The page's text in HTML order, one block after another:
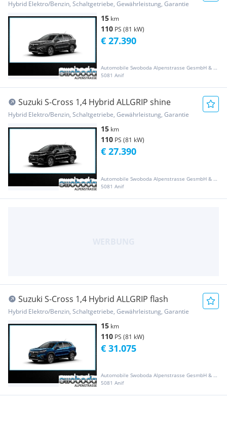
Hybrid Elektro/Benzin, Schaltgetriebe, Gewährleistung, Garantie
15 km
110 PS (81 kW)
Automobile Swoboda Alpenstrasse GesmbH & Co KG
5081 Anif
€ 27.390
Suzuki S-Cross 1,4 Hybrid ALLGRIP shine
Hybrid Elektro/Benzin, Schaltgetriebe, Gewährleistung, Garantie
15 km
110 PS (81 kW)
Automobile Swoboda Alpenstrasse GesmbH & Co KG
5081 Anif
€ 27.390
Suzuki S-Cross 1,4 Hybrid ALLGRIP flash
Hybrid Elektro/Benzin, Schaltgetriebe, Gewährleistung, Garantie
15 km
110 PS (81 kW)
Automobile Swoboda Alpenstrasse GesmbH & Co KG
5081 Anif
€ 31.075